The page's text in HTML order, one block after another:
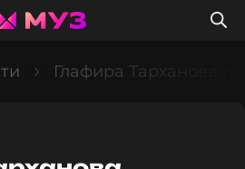
Глафира Тарханова